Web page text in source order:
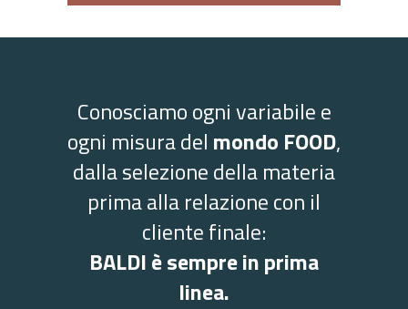
Conosciamo ogni variabile e
ogni misura del mondo FOOD,
dalla selezione della materia
prima alla relazione con il
cliente finale:
BALDI è sempre in prima
linea.